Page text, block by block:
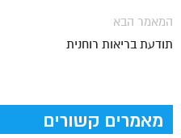
המאמר הבא
תודעת בריאות רוחנית
מאמרים קשורים